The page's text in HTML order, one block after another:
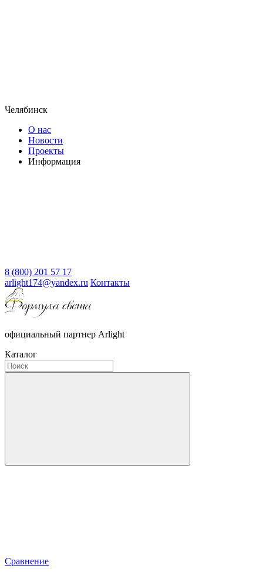
Челябинск
О нас
Новости
Проекты
Информация
8 (800) 201 57 17
arlight174@yandex.ru Контакты
официальный партнер Arlight
Каталог
Сравнение